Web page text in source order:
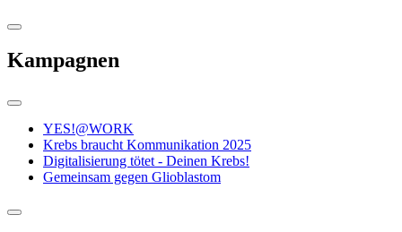
Kampagnen
YES!@WORK
Krebs braucht Kommunikation 2025
Digitalisierung tötet - Deinen Krebs!
Gemeinsam gegen Glioblastom